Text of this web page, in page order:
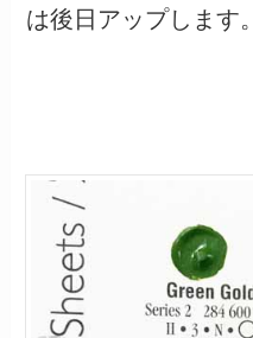
は後日アップします。